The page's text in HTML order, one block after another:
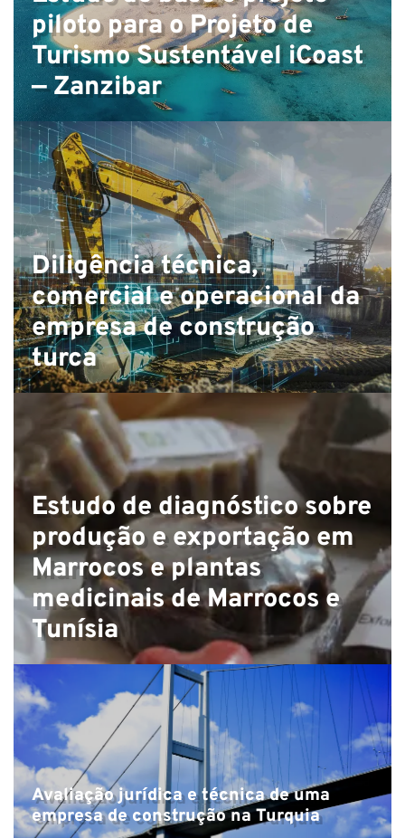
Avaliação jurídica e técnica de uma
empresa de construção na Turquia
piloto para o Projeto de
Turismo Sustentável iCoast
— Zanzibar
Diligência técnica,
comercial e operacional da
empresa de construção
turca
Estudo de diagnóstico sobre
produção e exportação em
Marrocos e plantas
medicinais de Marrocos e
Tunísia